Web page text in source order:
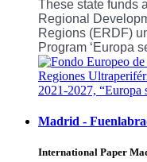
These state funds
Regional
Regions (ERDF)
Program ‘Europa
Madrid -
International Paper